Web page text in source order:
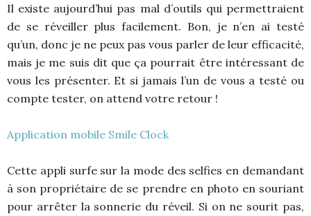
Il existe aujourd’hui pas mal d’outils qui permettraient
de se réveiller plus facilement. Bon, je n’en ai testé
qu’un, donc je ne peux pas vous parler de leur efficacité,
mais je me suis dit que ça pourrait être intéressant de
vous les présenter. Et si jamais l’un de vous a testé ou
compte tester, on attend votre retour !
Application mobile Smile Clock
Cette appli surfe sur la mode des selfies en demandant
à son propriétaire de se prendre en photo en souriant
pour arrêter la sonnerie du réveil. Si on ne sourit pas,